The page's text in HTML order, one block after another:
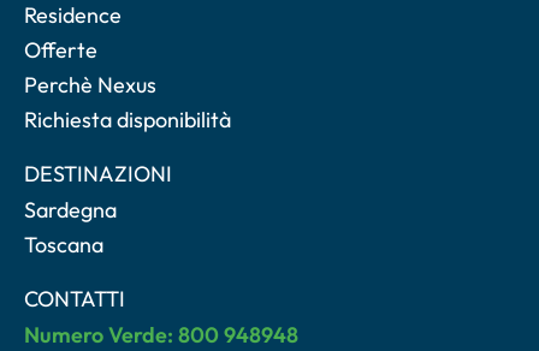
Residence
Offerte
Perchè Nexus
Richiesta disponibilità
DESTINAZIONI
Sardegna
Toscana
CONTATTI
Numero Verde: 800 948948